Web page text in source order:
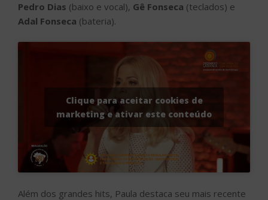
Pedro Dias (baixo e vocal), Gê Fonseca (teclados) e
Adal Fonseca (bateria).
Clique para aceitar cookies de
marketing e ativar este conteúdo
Além dos grandes hits, Paula destaca seu mais recente